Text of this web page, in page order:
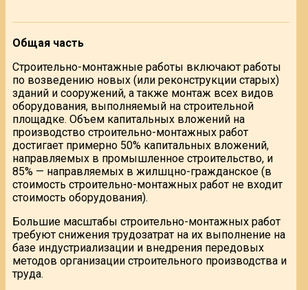
Общая часть
Строительно-монтажные работы включают работы
по возведению новых (или реконструкции старых)
зданий и сооружений, а также монтаж всех видов
оборудования, выполняемый на строительной
площадке. Объем капитальных вложений на
производство строительно-монтажных работ
достигает примерно 50% капитальных вложений,
направляемых в промышленное строительство, и
85% — направляемых в жилшцно-гражданское (в
стоимость строительно-монтажных работ не входит
стоимость оборудования).
Большие масштабы строительно-монтажных работ
требуют снижения трудозатрат на их выполнение на
базе индустриализации и внедрения передовых
методов организации строительного производства и
труда.